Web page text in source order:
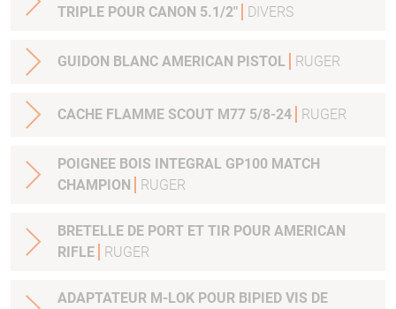
TRIPLE POUR CANON 5.1/2"
DIVERS
GUIDON BLANC AMERICAN PISTOL RUGER
CACHE FLAMME SCOUT M77 5/8-24 RUGER
POIGNEE BOIS INTEGRAL GP100 MATCH
CHAMPION
RUGER
BRETELLE DE PORT ET TIR POUR AMERICAN
RIFLE
RUGER
ADAPTATEUR M-LOK POUR BIPIED VIS DE